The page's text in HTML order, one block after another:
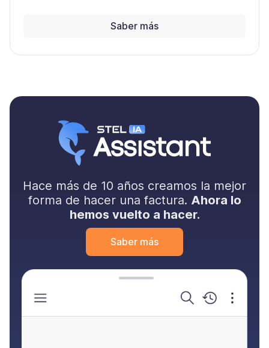
Saber más
Hace más de 10 años creamos la mejor
forma de hacer una factura. Ahora lo
hemos vuelto a hacer.
Saber más